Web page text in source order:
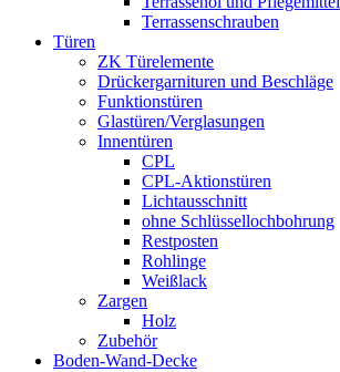
Terrassenschrauben
Türen
ZK Türelemente
Drückergarnituren und Beschläge
Funktionstüren
Glastüren/Verglasungen
Innentüren
CPL
CPL-Aktionstüren
Lichtausschnitt
ohne Schlüssellochbohrung
Restposten
Rohlinge
Weißlack
Zargen
Holz
Zubehör
Boden-Wand-Decke